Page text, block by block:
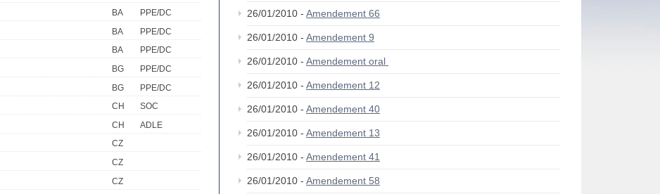
BA
PPE/DC
BA
PPE/DC
BA
PPE/DC
BG
PPE/DC
BG
PPE/DC
CH
SOC
CH
ADLE
CZ
CZ
CZ
26/01/2010 - Amendement 66
26/01/2010 - Amendement 9
26/01/2010 - Amendement oral
26/01/2010 - Amendement 12
26/01/2010 - Amendement 40
26/01/2010 - Amendement 13
26/01/2010 - Amendement 41
26/01/2010 - Amendement 58